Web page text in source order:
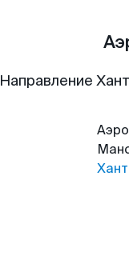
Направление